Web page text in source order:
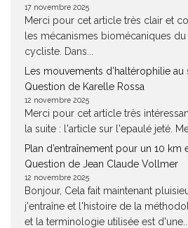
17 novembre 2025
Merci pour cet article très clair et
les mécanismes biomécaniques
cycliste. Dans...
Les mouvements d’haltérophilie
Question de Karelle Rossa
12 novembre 2025
Merci pour cet article très
la suite : l'article sur l'epaulé jeté.
Plan d’entraînement pour un 10 km
Question de Jean Claude Vollmer
12 novembre 2025
Bonjour, Cela fait maintenant
j'entraîne et l'histoire de la
et la terminologie utilisée est d'une...